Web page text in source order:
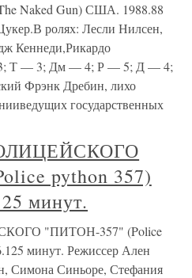
Gun) США. 1988.88
ролях: Лесли Нилсен,
Кеннеди,Рикардо
Т — 3; Дм — 4; Р — 5; Д — 4;
Фрэнк Дребин, лихо
государственных
python 357)
минут.
"ПИТОН-357" (Police
минут. Режиссер Ален
Симона Синьоре, Стефания